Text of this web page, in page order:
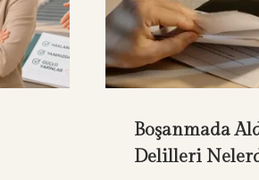
Boşanmada
Delilleri